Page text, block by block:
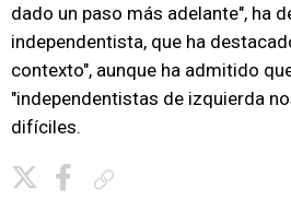
dado un paso más adelante", ha
independentista, que ha
contexto", aunque ha admitido
"independentistas de izquierda
difíciles.